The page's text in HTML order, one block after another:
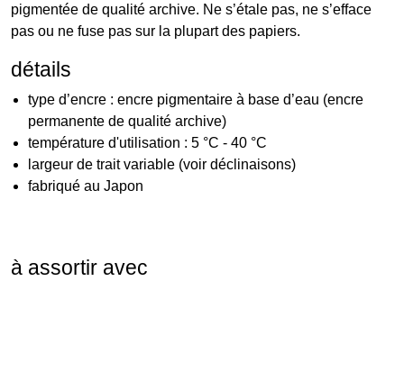
pigmentée de qualité archive. Ne s’étale pas, ne s’efface
pas ou ne fuse pas sur la plupart des papiers.
détails
type d’encre : encre pigmentaire à base d’eau (encre
permanente de qualité archive)
température d'utilisation : 5 °C - 40 °C
largeur de trait variable (voir déclinaisons)
fabriqué au Japon
à assortir avec